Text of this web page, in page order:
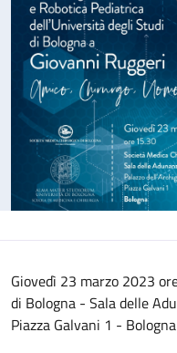
Giovedì 23 marzo 2023
di Bologna - Sala delle
Piazza Galvani 1 - Bologna